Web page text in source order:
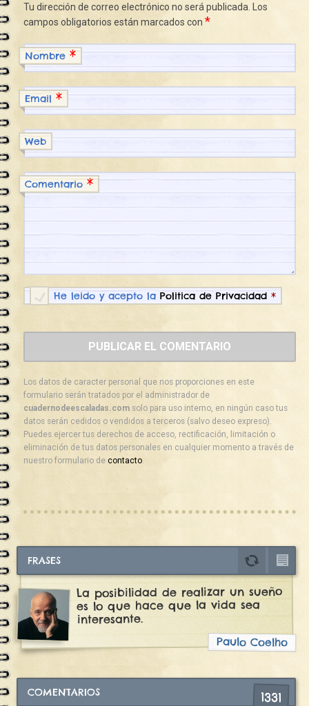
Tu dirección de correo electrónico no será publicada.
Los
campos obligatorios están marcados con*
Nombre*
Email*
Web
Comentario*
He leido y acepto laPolitica de Privacidad *
Los datos de caracter personal que nos proporciones en este
formulario serán tratados por el administrador de
cuadernodeescaladas.com solo para uso interno, en ningún caso tus
datos serán cedidos o vendidos a terceros (salvo deseo expreso).
Puedes ejercer tus derechos de acceso, rectificación, limitación o
eliminación de tus datos personales en cualquier momento a través de
nuestro formulario decontacto
FRASES
La posibilidad de realizar un sueño
es lo que hace que la vida sea
interesante.
Paulo Coelho
COMENTARIOS 1331